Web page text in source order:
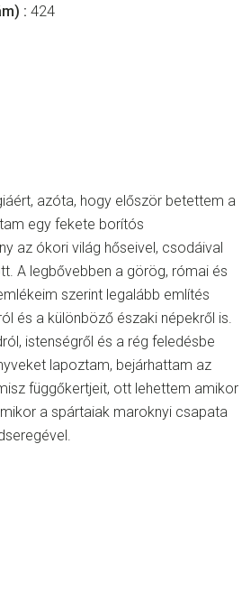
: 424
azóta, hogy először betettem a
egy fekete borítós
az ókori világ hőseivel, csodáival
A legbővebben a görög, római és
szerint legalább említés
és a különböző északi népekről is.
istenségről és a rég feledésbe
lapoztam, bejárhattam az
függőkertjeit, ott lehettem amikor
a spártaiak maroknyi csapata